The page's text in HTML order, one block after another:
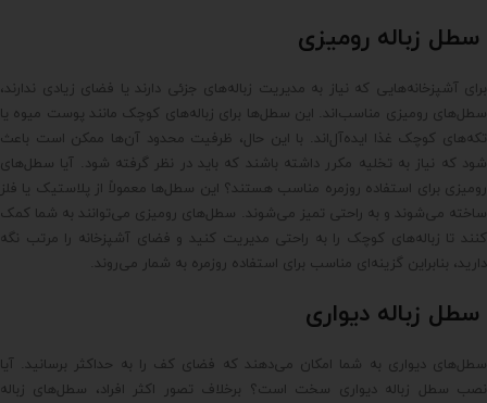
سطل زباله رومیزی
برای آشپزخانه‌هایی که نیاز به مدیریت زباله‌های جزئی دارند یا فضای زیادی ندارند،
سطل‌های رومیزی مناسب‌اند. این سطل‌ها برای زباله‌های کوچک مانند پوست میوه یا
تکه‌های کوچک غذا ایده‌آل‌اند. با این حال، ظرفیت محدود آن‌ها ممکن است باعث
شود که نیاز به تخلیه مکرر داشته باشند که باید در نظر گرفته شود. آیا سطل‌های
رومیزی برای استفاده روزمره مناسب هستند؟ این سطل‌ها معمولاً از پلاستیک یا فلز
ساخته می‌شوند و به راحتی تمیز می‌شوند. سطل‌های رومیزی می‌توانند به شما کمک
کنند تا زباله‌های کوچک را به راحتی مدیریت کنید و فضای آشپزخانه را مرتب نگه
دارید، بنابراین گزینه‌ای مناسب برای استفاده روزمره به شمار می‌روند.
سطل زباله دیواری
سطل‌های دیواری به شما امکان می‌دهند که فضای کف را به حداکثر برسانید. آیا
نصب سطل زباله دیواری سخت است؟ برخلاف تصور اکثر افراد، سطل‌های زباله